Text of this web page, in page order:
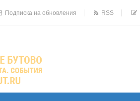
Подписка на обновления RSS